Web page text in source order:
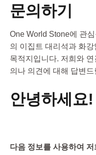
문의하기
One World Stone에 관
의 이집트 대리석과 화
목적지입니다. 저희와
의나 의견에 대해 답변
안녕하세요!
다음 정보를 사용하여